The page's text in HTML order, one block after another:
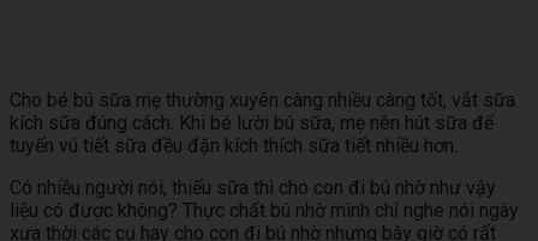
Cho bé bú sữa mẹ thường xuyên càng nhiều càng tốt, vắt sữa
kích sữa đúng cách. Khi bé lười bú sữa, mẹ nên hút sữa để
tuyến vú tiết sữa đều đặn kích thích sữa tiết nhiều hơn.
Có nhiều người nói, thiếu sữa thì cho con đi bú nhờ như vậy
liệu có được không? Thực chất bú nhờ mình chỉ nghe nói ngày
xưa thời các cụ hay cho con đi bú nhờ nhưng bây giờ có rất